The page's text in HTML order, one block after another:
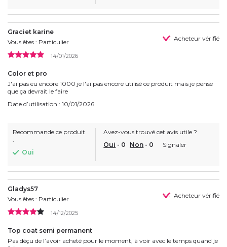
Graciet karine
Vous êtes : Particulier
Acheteur vérifié
14/01/2026
Color et pro
J'ai pas eu encore 1000 je l'ai pas encore utilisé ce produit mais je pense
que ça devrait le faire
Date d’utilisation : 10/01/2026
Recommande ce produit
:
Oui
Avez-vous trouvé cet avis utile ?
Oui - 0 Non - 0 Signaler
Gladys57
Vous êtes : Particulier
Acheteur vérifié
14/12/2025
Top coat semi permanent
Pas déçu de l’avoir acheté pour le moment, à voir avec le temps quand je